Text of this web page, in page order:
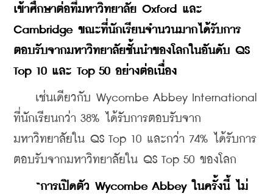
เข้าศึกษาต่อที่มหาวิทยาลัย Oxford และ
Cambridge ขณะที่นักเรียนจำนวนมากได้รับการ
ตอบรับจากมหาวิทยาลัยชั้นนำของโลกในอันดับ QS
Top 10 และ Top 50 อย่างต่อเนื่อง
เช่นเดียวกับ Wycombe Abbey International
ที่นักเรียนกว่า 38% ได้รับการตอบรับจาก
มหาวิทยาลัยใน QS Top 10 และกว่า 74% ได้รับการ
ตอบรับจากมหาวิทยาลัยใน QS Top 50 ของโลก
“การเปิดตัว Wycombe Abbey ในครั้งนี้ ไม่